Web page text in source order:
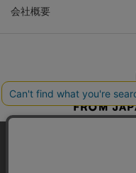
会社概要
©
当サイトはクッキー(cookie)
ング活動に利用することを